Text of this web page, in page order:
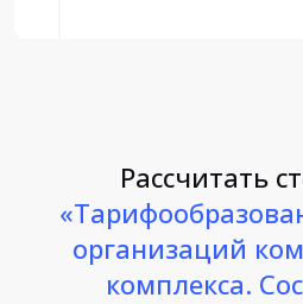
Рассчитать
организаций
комплекса.